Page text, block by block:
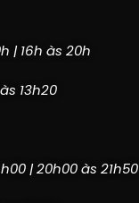
| 16h às 20h
13h20
| 20h00 às 21h50